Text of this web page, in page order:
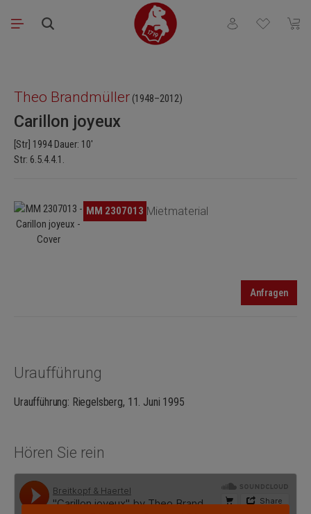
Zum Hauptinhalt springen
Du hast 0
Theo Brandmüller (1948–2012)
Carillon joyeux
[Str] 1994 Dauer: 10'
Str: 6.5.4.4.1.
Bildergalerie überspringenMM 2307013 Mietmaterial
Anfragen
Uraufführung
Uraufführung: Riegelsberg, 11. Juni 1995
Hören Sie rein